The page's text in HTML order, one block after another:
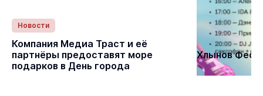
Новости
Компания Медиа Траст и её
партнёры предоставят море
подарков в День города
Статьи
Хлынов Фест